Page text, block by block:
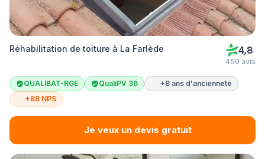
Réhabilitation de toiture à La Farlède 4,8
459 avis
QUALIBAT-RGE QualiPV 36
+8 ans d'ancienneté
+88 NPS
Je veux un devis gratuit